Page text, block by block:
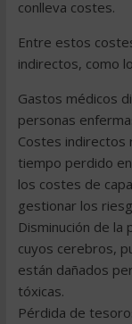
conlleva costes.
Entre estos
indirectos, como
Gastos médicos
personas
Costes indirectos
tiempo perdido
los costes de
gestionar los
Disminución de la
cuyos cerebros,
están dañados
tóxicas.
Pérdida de